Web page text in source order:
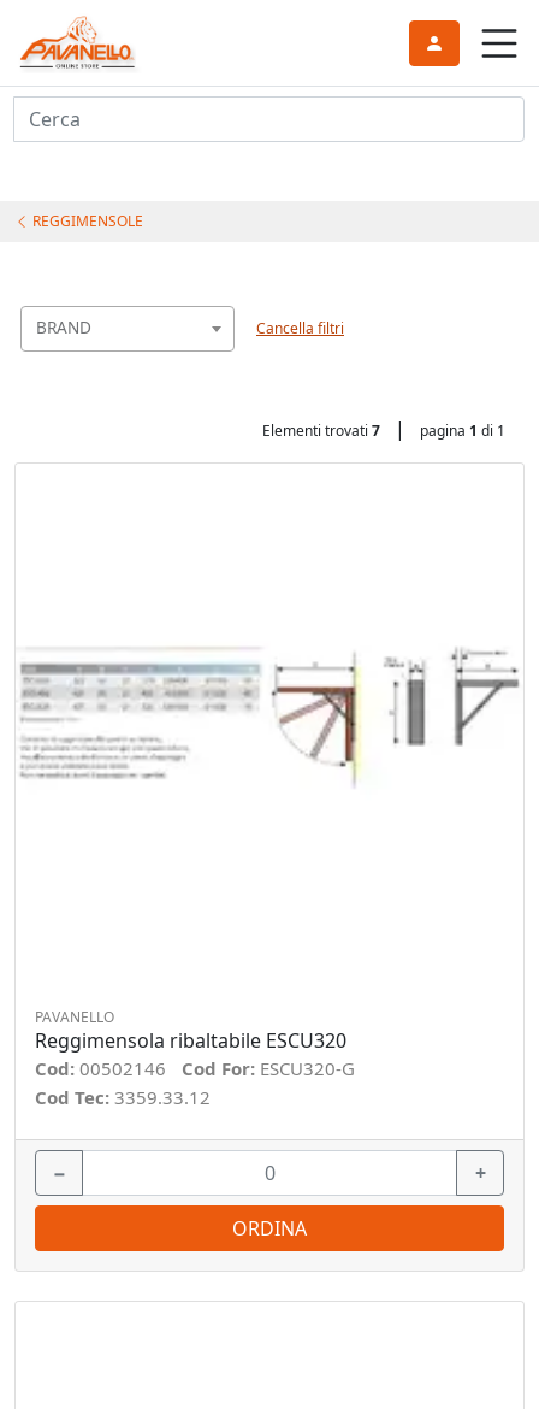
Cerca
REGGIMENSOLE
BRAND Cancella filtri
Elementi trovati 7 | pagina 1 di 1
PAVANELLO
Reggimensola ribaltabile ESCU320
Cod: 00502146 Cod For: ESCU320-G
Cod Tec: 3359.33.12
− +
ORDINA